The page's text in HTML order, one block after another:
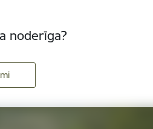
noderīga?